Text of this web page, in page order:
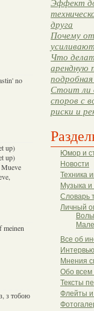
Эффект
друга
Почему
Что
арендную
Стоит ли
споров с
риски и
Юмор и
Новости
Техника
Музыка и
Словарь
Личный
Все об
Интервью
Мнения
Обо всем
Тексты
Флейты и
no
up)
up)
meinen
з тобою